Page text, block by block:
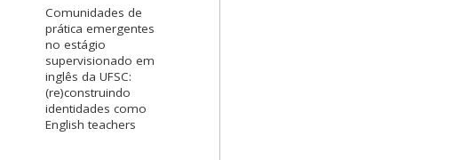
Comunidades de
prática emergentes
no estágio
supervisionado em
inglês da UFSC:
(re)construindo
identidades como
English teachers